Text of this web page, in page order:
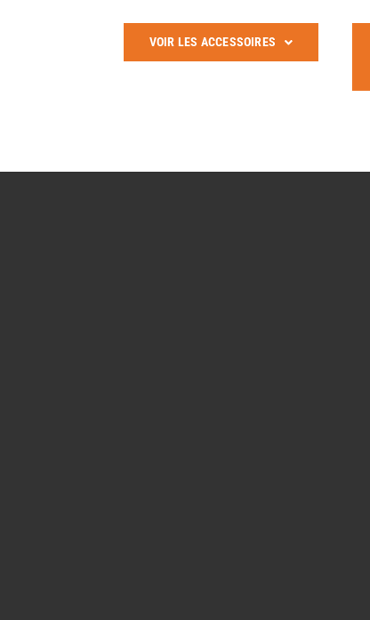
VOIR LES ACCESSOIRES